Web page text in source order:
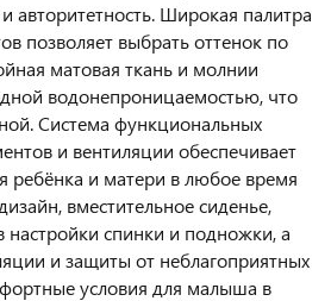
и авторитетность. Широкая палитра
позволяет выбрать оттенок по
матовая ткань и молнии
водонепроницаемостью, что
Система функциональных
и вентиляции обеспечивает
ребёнка и матери в любое время
вместительное сиденье,
настройки спинки и подножки, а
и защиты от неблагоприятных
условия для малыша в